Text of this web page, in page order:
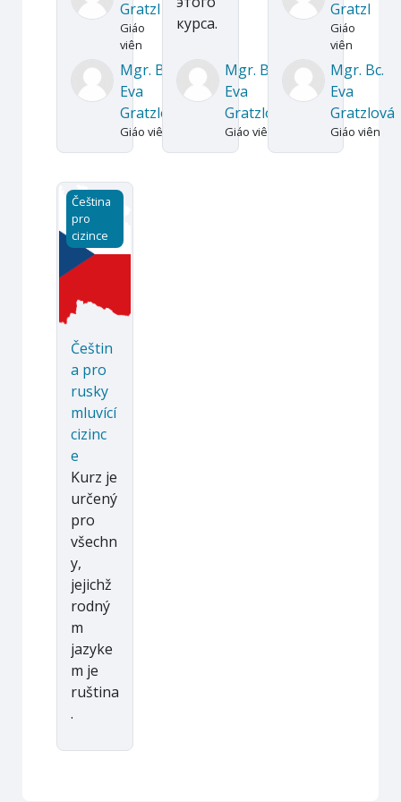
Gratzl
Giáo
viên
Mgr. Bc.
Eva
Gratzlová
Giáo viên
курса.
Mgr. Bc.
Eva
Gratzlová
Giáo viên
Gratzl
Giáo
viên
Mgr. Bc.
Eva
Gratzlová
Giáo viên
Čeština pro rusky mluvící cizince
Čeština
pro
cizince
Češtin
a pro
rusky
mluvící
cizinc
e
Kurz je
určený
pro
všechn
y,
jejichž
rodný
m
jazyke
m je
ruština
.